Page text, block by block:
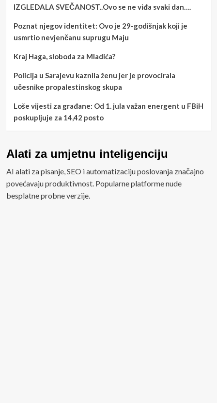
IZGLEDALA SVEČANOST..Ovo se ne viđa svaki dan….
Poznat njegov identitet: Ovo je 29-godišnjak koji je
usmrtio nevjenčanu suprugu Maju
Kraj Haga, sloboda za Mladića?
Policija u Sarajevu kaznila ženu jer je provocirala
učesnike propalestinskog skupa
Loše vijesti za građane: Od 1. jula važan energent u FBiH
poskupljuje za 14,42 posto
Alati za umjetnu inteligenciju
AI alati za pisanje, SEO i automatizaciju poslovanja značajno
povećavaju produktivnost. Popularne platforme nude
besplatne probne verzije.